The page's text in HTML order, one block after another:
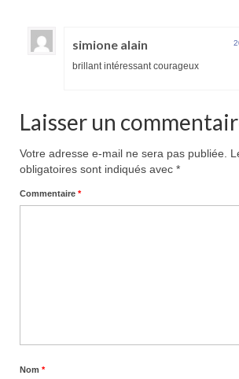
simione alain
brillant intéressant courageux
Laisser un
Votre adresse e-mail ne sera pas publiée.
obligatoires sont indiqués avec *
Commentaire *
Nom *